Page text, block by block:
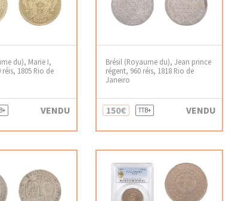
du), Marie I,
réis, 1805 Rio de
VENDU
Brésil (Royaume du), Jean prince
régent, 960 réis, 1818 Rio de
Janeiro
150€ TTB+ VENDU